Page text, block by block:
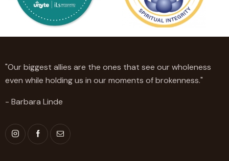
"Our biggest allies are the ones that see our wholeness
even while holding us in our moments of brokenness."
- Barbara Linde